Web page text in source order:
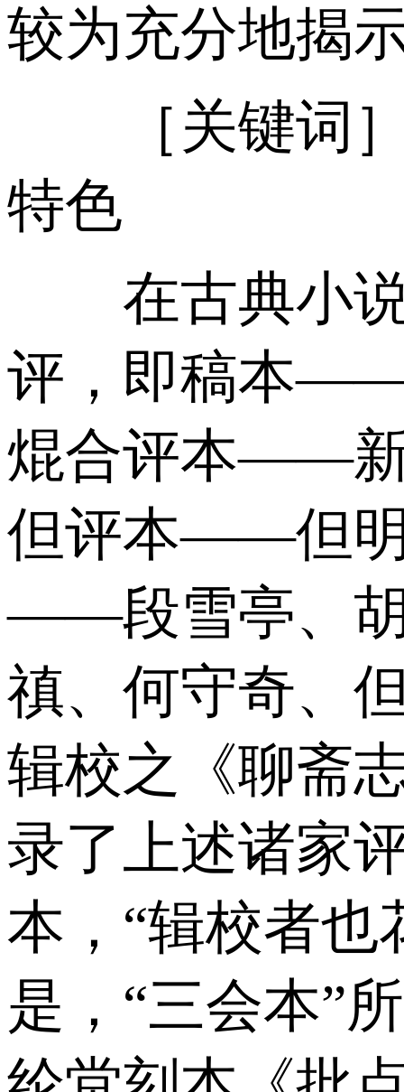
较为充分地揭
［关键词］
特色
在古典小说
评，即稿本——
焜合评本——
但评本——但
——段雪亭、胡
禛、何守奇、
辑校之《聊斋
录了上述诸家
本，“辑校者
是，“三会本”